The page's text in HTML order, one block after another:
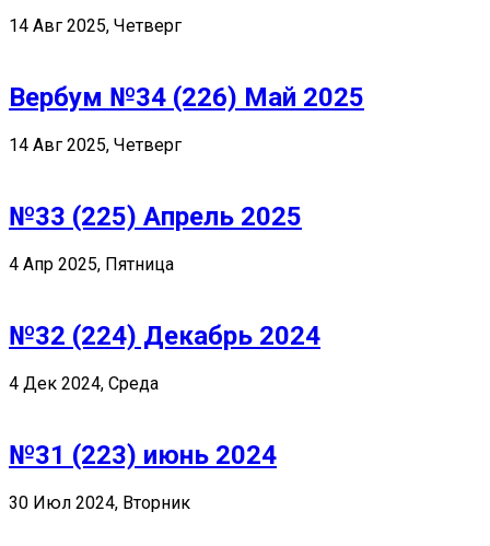
14 Авг 2025, Четверг
Вербум №34 (226) Май 2025
14 Авг 2025, Четверг
№33 (225) Апрель 2025
4 Апр 2025, Пятница
№32 (224) Декабрь 2024
4 Дек 2024, Среда
№31 (223) июнь 2024
30 Июл 2024, Вторник